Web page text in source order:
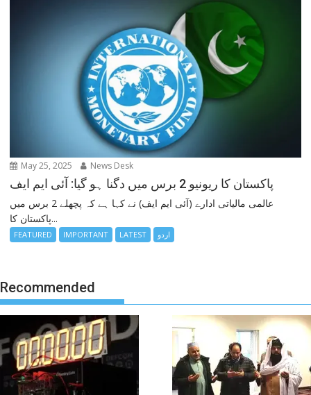
May 25, 2025 News Desk
پاکستان کا ریونیو 2 برس میں دگنا ہو گیا: آئی ایم ایف
عالمی مالیاتی ادارے (آئی ایم ایف) نے کہا ہے کہ پچھلے 2 برس میں
پاکستان کا...
FEATURED IMPORTANT LATEST اردو
Recommended